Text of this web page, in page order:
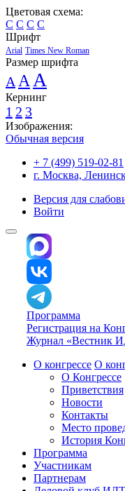
Цветовая схема:
C C C C
Шрифт
Arial Times New Roman
Размер шрифта
A A A
Кернинг
1 2 3
Изображения:
Обычная версия
+ 7 (499) 519-02-81
г. Москва,
Версия для
Войти
Программа
Регистрация на
Журнал «Вестник
О конгрессе О
О Конгрессе
Приветствия
Новости
Контакты
Место
История
Программа
Участникам
Партнерам